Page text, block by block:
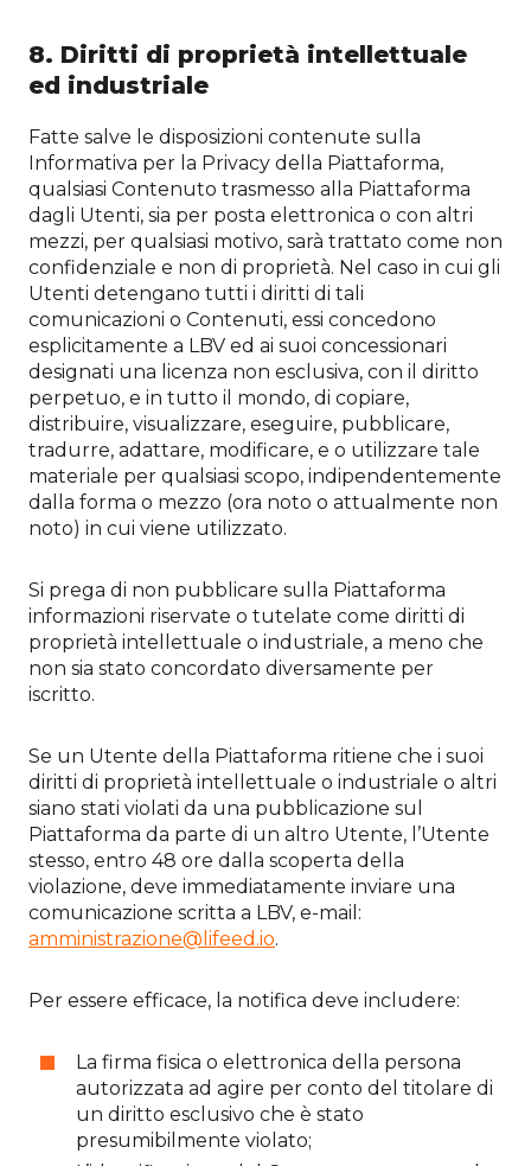
8. Diritti di proprietà intellettuale
ed industriale
Fatte salve le disposizioni contenute sulla
Informativa per la Privacy della Piattaforma,
qualsiasi Contenuto trasmesso alla Piattaforma
dagli Utenti, sia per posta elettronica o con altri
mezzi, per qualsiasi motivo, sarà trattato come non
confidenziale e non di proprietà. Nel caso in cui gli
Utenti detengano tutti i diritti di tali
comunicazioni o Contenuti, essi concedono
esplicitamente a LBV ed ai suoi concessionari
designati una licenza non esclusiva, con il diritto
perpetuo, e in tutto il mondo, di copiare,
distribuire, visualizzare, eseguire, pubblicare,
tradurre, adattare, modificare, e o utilizzare tale
materiale per qualsiasi scopo, indipendentemente
dalla forma o mezzo (ora noto o attualmente non
noto) in cui viene utilizzato.
Si prega di non pubblicare sulla Piattaforma
informazioni riservate o tutelate come diritti di
proprietà intellettuale o industriale, a meno che
non sia stato concordato diversamente per
iscritto.
Se un Utente della Piattaforma ritiene che i suoi
diritti di proprietà intellettuale o industriale o altri
siano stati violati da una pubblicazione sul
Piattaforma da parte di un altro Utente, l’Utente
stesso, entro 48 ore dalla scoperta della
violazione, deve immediatamente inviare una
comunicazione scritta a LBV, e-mail:
amministrazione@lifeed.io.
Per essere efficace, la notifica deve includere:
La firma fisica o elettronica della persona
autorizzata ad agire per conto del titolare di
un diritto esclusivo che è stato
presumibilmente violato;